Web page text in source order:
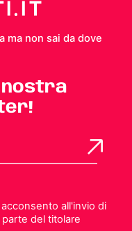
ma non sai da dove
all'invio di
del titolare